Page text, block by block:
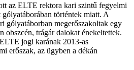
az ELTE rektora kari szintű fegyelmi
történtek miatt. A
gólyatáborban megerőszakoltak egy
obszcén, trágár dalokat énekeltettek.
jogi karának 2013-as
erőszak, az ügyben a dékán